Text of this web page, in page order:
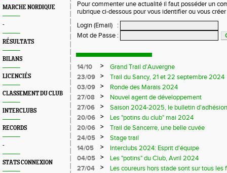
MARCHE NORDIQUE
-
RÉSULTATS
BILANS
LICENCIÉS
CLASSEMENT DU CLUB
INTERCLUBS
RECORDS
-
STATS CONNEXION
Pour commenter une actualité il faut posséder un
rubrique ci-dessous pour vous identifier ou vous
Login (Email)
:
Mot de Passe :
14/10 >
Grand Trail d'Auvergne
23/09
>
Trail du Sancy, 21 et 22 septembre 2024
03/09
>
Ronde des Marais 2024
27/08
>
Nouvel agent de développement
27/06
>
Saison 2024-2025, le bulletin
20/06
>
Les "potins du club" mai 2024
20/06
>
Trail de Sancerre, une belle cuvée
24/05
>
Stage trail
14/05
>
Interclubs 2024: Esprit d'équipe
04/05
>
Les "potins" du Club, Avril 2024
27/04
>
Les coureurs hors stade sont sur tous les